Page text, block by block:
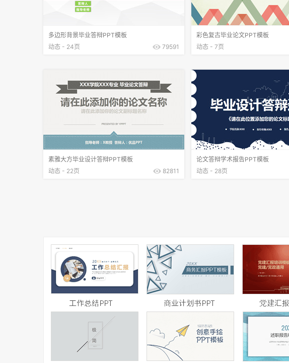
多边形背景毕业答辩PPT模板
动态 - 24页
79591
彩色复古毕业论文PPT模板
动态 - 7页
素雅大方毕业设计答辩PPT模板
动态 - 22页
82811
论文答辩学术报告PPT模板
动态 - 28页